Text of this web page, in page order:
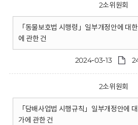
2소위원회
「동물보호법 시행령」일부개정안에 대
에 관한 건
2024-03-13
2소위원회
「담배사업법 시행규칙」일부개정안에
가에 관한 건